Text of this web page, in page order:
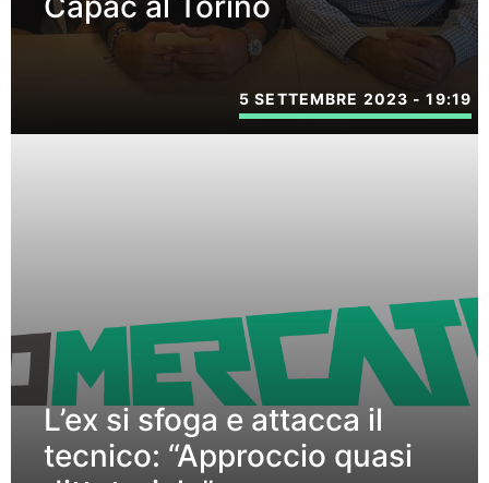
5 SETTEMBRE 2023 - 19:19
L’ex si sfoga e attacca il
tecnico: “Approccio quasi